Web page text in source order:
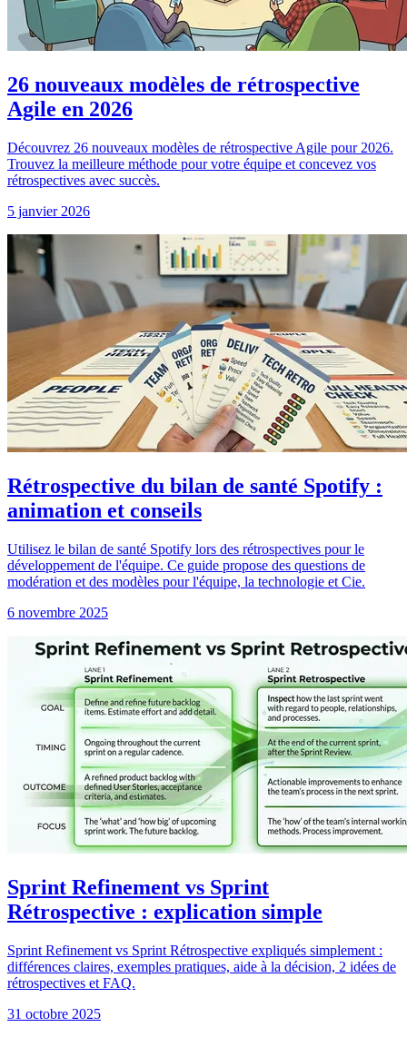
26 nouveaux modèles de rétrospective
Agile en 2026
Découvrez 26 nouveaux modèles de rétrospective Agile pour 2026.
Trouvez la meilleure méthode pour votre équipe et concevez vos
rétrospectives avec succès.
5 janvier 2026
Rétrospective du bilan de santé Spotify :
animation et conseils
Utilisez le bilan de santé Spotify lors des rétrospectives pour le
développement de l'équipe. Ce guide propose des questions de
modération et des modèles pour l'équipe, la technologie et Cie.
6 novembre 2025
Sprint Refinement vs Sprint
Rétrospective : explication simple
Sprint Refinement vs Sprint Rétrospective expliqués simplement :
différences claires, exemples pratiques, aide à la décision, 2 idées de
rétrospectives et FAQ.
31 octobre 2025